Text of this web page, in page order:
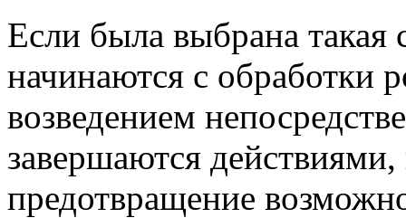
Если была выбрана такая
начинаются с обработки
возведением
завершаются
предотвращение